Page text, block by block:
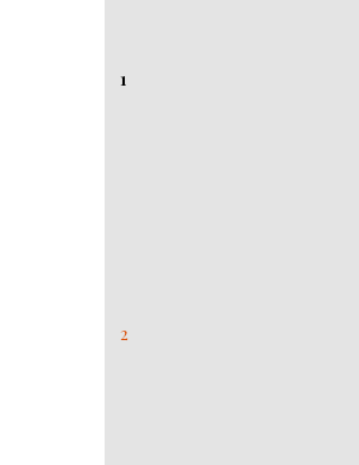
1
2